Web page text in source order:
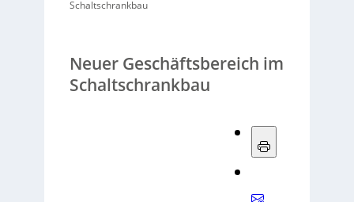
Schaltschrankbau
Neuer Geschäftsbereich im
Schaltschrankbau